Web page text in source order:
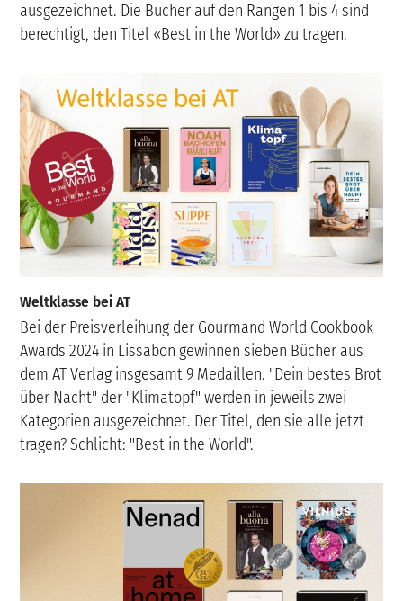
Weltklasse bei AT
Bei der Preisverleihung der Gourmand World Cookbook
Awards 2024 in Lissabon gewinnen sieben Bücher aus
dem AT Verlag insgesamt 9 Medaillen. "Dein bestes Brot
über Nacht" der "Klimatopf" werden in jeweils zwei
Kategorien ausgezeichnet. Der Titel, den sie alle jetzt
tragen? Schlicht: "Best in the World".
ausgezeichnet. Die Bücher auf den Rängen 1 bis 4 sind
berechtigt, den Titel «Best in the World» zu tragen.